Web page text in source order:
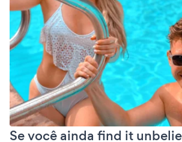
Se você ainda find it